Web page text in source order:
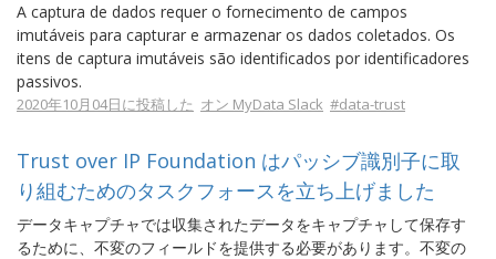
A captura de dados requer o fornecimento de campos
imutáveis ​​para capturar e armazenar os dados coletados. Os
itens de captura imutáveis ​​são identificados por identificadores
passivos.
2020年10月04日に投稿した オン MyData Slack #data-trust
Trust over IP Foundation はパッシブ識別子に取
り組むためのタスクフォースを立ち上げました
データキャプチャでは収集されたデータをキャプチャして保存す
るために、不変のフィールドを提供する必要があります。不変の